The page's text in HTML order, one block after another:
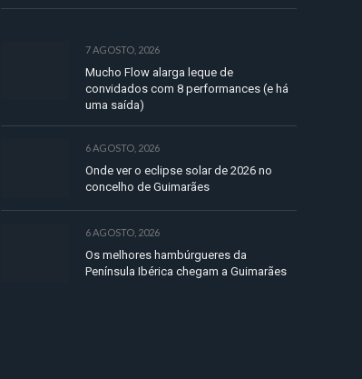
7 AGOSTO, 2026
Mucho Flow alarga leque de
convidados com 8 performances (e há
uma saída)
6 AGOSTO, 2026
Onde ver o eclipse solar de 2026 no
concelho de Guimarães
6 AGOSTO, 2026
Os melhores hambúrgueres da
Península Ibérica chegam a Guimarães